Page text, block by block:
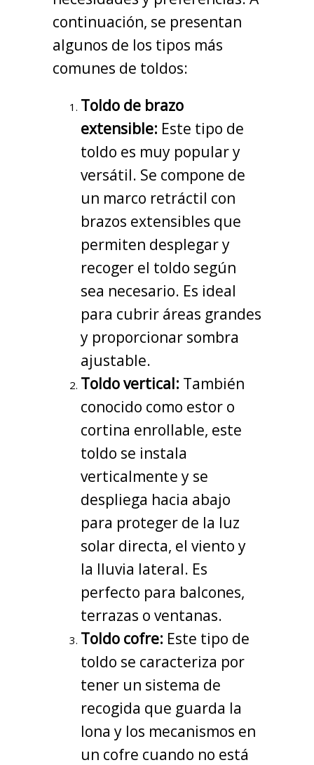
continuación, se presentan
algunos de los tipos más
comunes de toldos:
Toldo de brazo
extensible: Este tipo de
toldo es muy popular y
versátil. Se compone de
un marco retráctil con
brazos extensibles que
permiten desplegar y
recoger el toldo según
sea necesario. Es ideal
para cubrir áreas grandes
y proporcionar sombra
ajustable.
Toldo vertical: También
conocido como estor o
cortina enrollable, este
toldo se instala
verticalmente y se
despliega hacia abajo
para proteger de la luz
solar directa, el viento y
la lluvia lateral. Es
perfecto para balcones,
terrazas o ventanas.
Toldo cofre: Este tipo de
toldo se caracteriza por
tener un sistema de
recogida que guarda la
lona y los mecanismos en
un cofre cuando no está